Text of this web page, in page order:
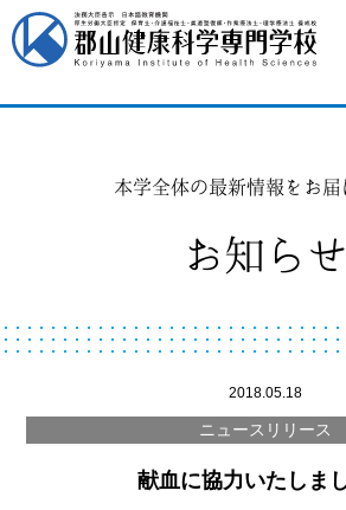
本学全体の最新情報をお届
お知らせ
2018.05.18
ニュースリリース
献血に協力いたしまし